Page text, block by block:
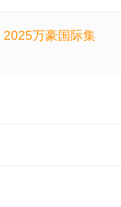
2025万豪国际集